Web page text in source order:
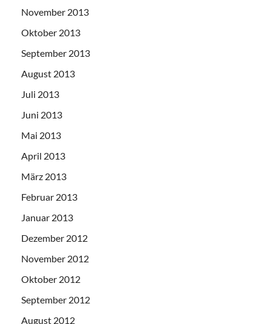
November 2013
Oktober 2013
September 2013
August 2013
Juli 2013
Juni 2013
Mai 2013
April 2013
März 2013
Februar 2013
Januar 2013
Dezember 2012
November 2012
Oktober 2012
September 2012
August 2012